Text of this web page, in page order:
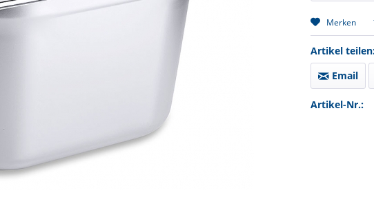
Merken
Artikel
Email
Artikel-Nr.: